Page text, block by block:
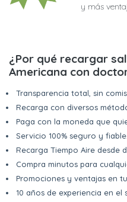
y más
¿Por qué recargar
Americana con
Transparencia total, sin
Recarga con diversos
Paga con la moneda que
Servicio 100% seguro y fiable.
Recarga Tiempo Aire desde
Compra minutos para
Promociones y ventajas en
10 años de experiencia en el